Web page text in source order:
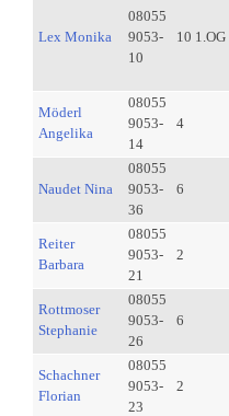
Lex Monika
08055
9053-
10
10 1.OG
Möderl
Angelika
08055
9053-
14
4
Naudet Nina
08055
9053-
36
6
Reiter
Barbara
08055
9053-
21
2
Rottmoser
Stephanie
08055
9053-
26
6
Schachner
Florian
08055
9053-
23
2